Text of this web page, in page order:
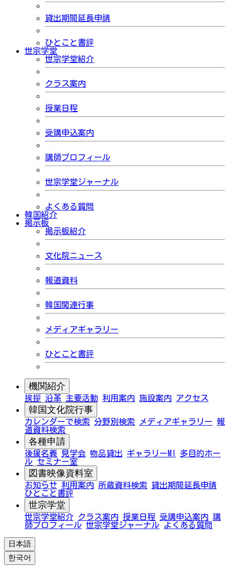
貸出期間延長申請
ひとこと書評
世宗学堂
世宗学堂紹介
クラス案内
授業日程
受講申込案内
講師プロフィール
世宗学堂ジャーナル
よくある質問
韓国紹介
掲示板
掲示板紹介
文化院ニュース
報道資料
韓国関連行事
メディアギャラリー
ひとこと書評
機関紹介
挨拶 沿革 主要活動 利用案内 施設案内 アクセス
韓国文化院行事
カレンダーで検索 分野別検索 メディアギャラリー 報
道資料検索
各種申請
後援名義 見学会 物品貸出 ギャラリーMI
多目的ホー
ル セミナー室
図書映像資料室
お知らせ 利用案内 所蔵資料検索
貸出期間延長申請
ひとこと書評
世宗学堂
世宗学堂紹介 クラス案内 授業日程 受講申込案内 講
師プロフィール 世宗学堂ジャーナル よくある質問
日本語
한국어